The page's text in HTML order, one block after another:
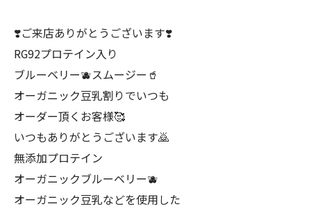
❣️ご来店ありがとうございます❣️
RG92プロテイン入り
ブルーベリー🫐スムージー🥤
オーガニック豆乳割りでいつも
オーダー頂くお客様🥰
いつもありがとうございます🙇
無添加プロテイン
オーガニックブルーベリー🫐
オーガニック豆乳などを使用した